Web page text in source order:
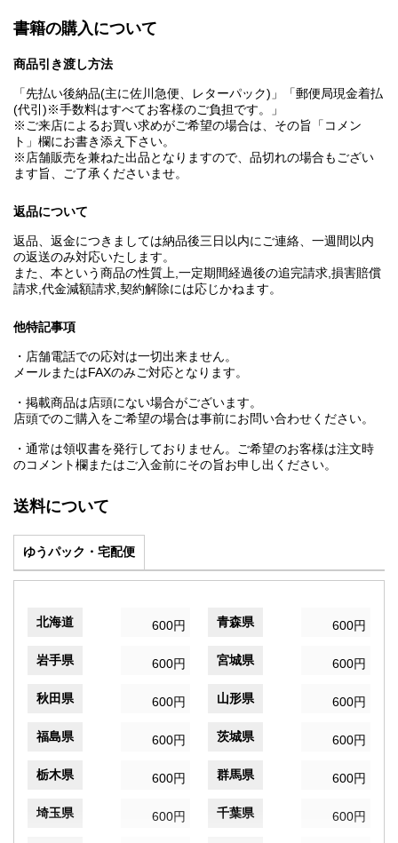
書籍の購入について
商品引き渡し方法
「先払い後納品(主に佐川急便、レターパック)」「郵便局現金着払
(代引)※手数料はすべてお客様のご負担です。」
※ご来店によるお買い求めがご希望の場合は、その旨「コメン
ト」欄にお書き添え下さい。
※店舗販売を兼ねた出品となりますので、品切れの場合もござい
ます旨、ご了承くださいませ。
返品について
返品、返金につきましては納品後三日以内にご連絡、一週間以内
の返送のみ対応いたします。
また、本という商品の性質上,一定期間経過後の追完請求,損害賠償
請求,代金減額請求,契約解除には応じかねます。
他特記事項
・店舗電話での応対は一切出来ません。
メールまたはFAXのみご対応となります。
・掲載商品は店頭にない場合がございます。
店頭でのご購入をご希望の場合は事前にお問い合わせください。
・通常は領収書を発行しておりません。ご希望のお客様は注文時
のコメント欄またはご入金前にその旨お申し出ください。
送料について
ゆうパック・宅配便
北海道 600円 青森県 600円
岩手県 600円 宮城県 600円
秋田県 600円 山形県 600円
福島県 600円 茨城県 600円
栃木県 600円 群馬県 600円
埼玉県 600円 千葉県 600円